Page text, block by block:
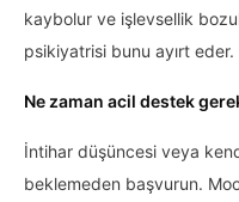
kaybolur ve işlevsellik
psikiyatrisi bunu ayırt eder.
Ne zaman acil destek
İntihar düşüncesi veya
beklemeden başvurun.